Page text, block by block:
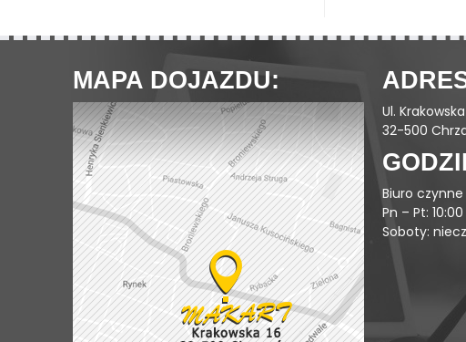
MAPA DOJAZDU:
Ul. Krakowska
32-500
Biuro
Pn – Pt:
Soboty: